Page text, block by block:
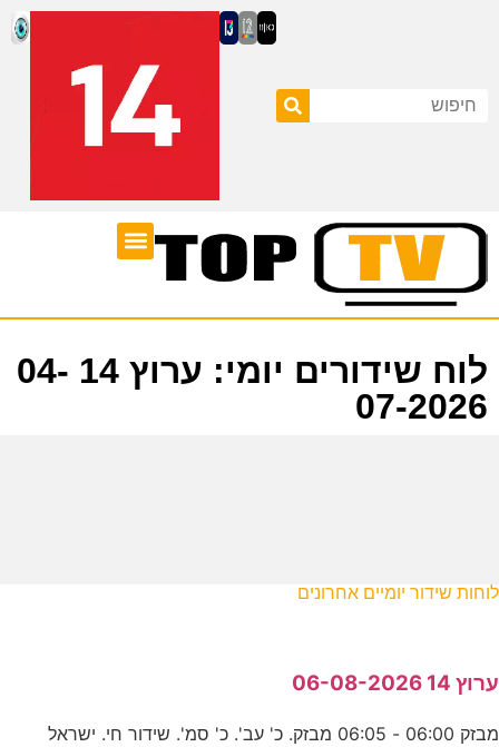
לוח שידורים יומי: ערוץ 14 04-
07-2026
לוחות שידור יומיים אחרונים
ערוץ 14 06-08-2026
מבזק 06:00 - 06:05 מבזק. כ' עב'. כ' סמ'. שידור חי. ישראל